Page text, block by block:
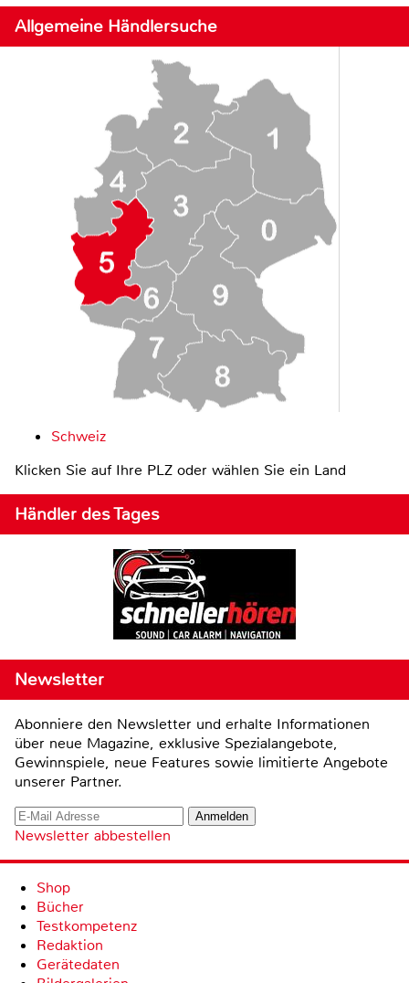
Allgemeine Händlersuche
Schweiz
Klicken Sie auf Ihre PLZ oder wählen Sie ein Land
Händler des Tages
Newsletter
Abonniere den Newsletter und erhalte Informationen
über neue Magazine, exklusive Spezialangebote,
Gewinnspiele, neue Features sowie limitierte Angebote
unserer Partner.
Newsletter abbestellen
Shop
Bücher
Testkompetenz
Redaktion
Gerätedaten